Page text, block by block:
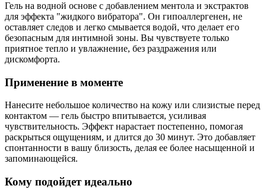
Гель на водной основе с добавлением ментола и экстрактов
для эффекта "жидкого вибратора". Он гипоаллергенен, не
оставляет следов и легко смывается водой, что делает его
безопасным для интимной зоны. Вы чувствуете только
приятное тепло и увлажнение, без раздражения или
дискомфорта.
Применение в моменте
Нанесите небольшое количество на кожу или слизистые перед
контактом — гель быстро впитывается, усиливая
чувствительность. Эффект нарастает постепенно, помогая
раскрыться ощущениям, и длится до 30 минут. Это добавляет
спонтанности в вашу близость, делая ее более насыщенной и
запоминающейся.
Кому подойдет идеально